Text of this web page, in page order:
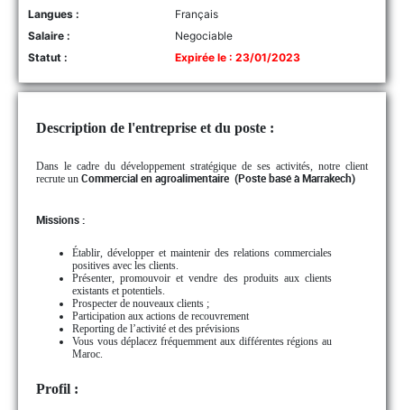
Langues :
Français
Salaire :
Negociable
Statut :
Expirée le : 23/01/2023
Description de l'entreprise et du poste :
Dans le cadre du développement stratégique de ses activités, notre client
recrute un Commercial en agroalimentaire (Poste basé à Marrakech)
Missions :
Établir, développer et maintenir des relations commerciales
positives avec les clients.
Présenter, promouvoir et vendre des produits aux clients
existants et potentiels.
Prospecter de nouveaux clients ;
Participation aux actions de recouvrement
Reporting de l’activité et des prévisions
Vous vous déplacez fréquemment aux différentes régions au
Maroc.
Profil :